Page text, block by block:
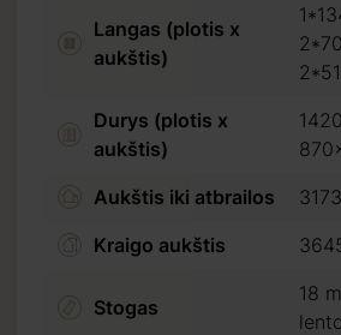
Langas (plotis x
aukštis)
Durys (plotis x
aukštis)
Aukštis iki atbrailos
Kraigo aukštis
Stogas
18